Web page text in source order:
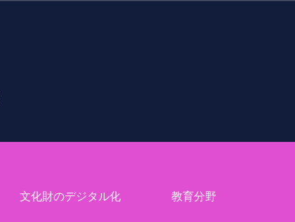
文化財のデジタル化 教育分野